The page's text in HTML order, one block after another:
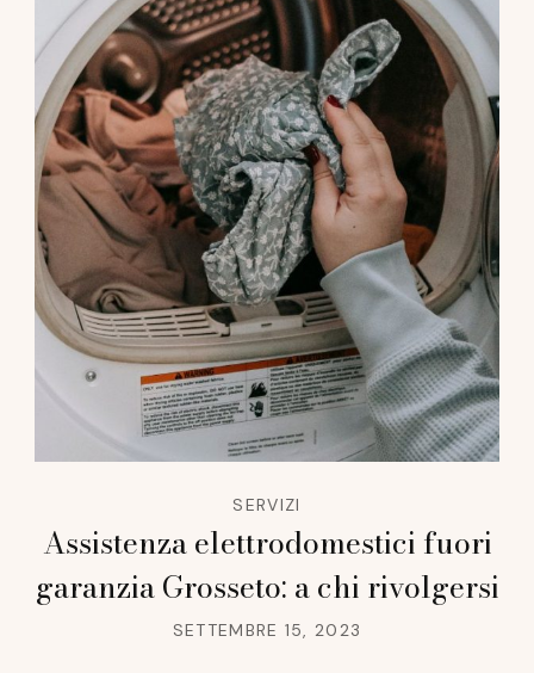
SERVIZI
Assistenza elettrodomestici fuori
garanzia Grosseto: a chi rivolgersi
SETTEMBRE 15, 2023